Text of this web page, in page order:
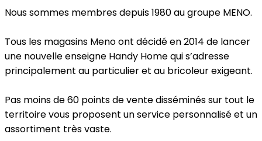
Nous sommes membres depuis 1980 au groupe MENO.
Tous les magasins Meno ont décidé en 2014 de lancer
une nouvelle enseigne Handy Home qui s’adresse
principalement au particulier et au bricoleur exigeant.
Pas moins de 60 points de vente disséminés sur tout le
territoire vous proposent un service personnalisé et un
assortiment très vaste.